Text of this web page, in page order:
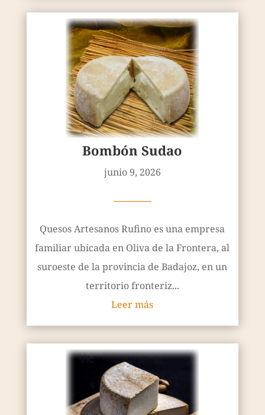
Bombón Sudao
junio 9, 2026
————
Quesos Artesanos Rufino es una empresa
familiar ubicada en Oliva de la Frontera, al
suroeste de la provincia de Badajoz, en un
territorio fronteriz...
Leer más